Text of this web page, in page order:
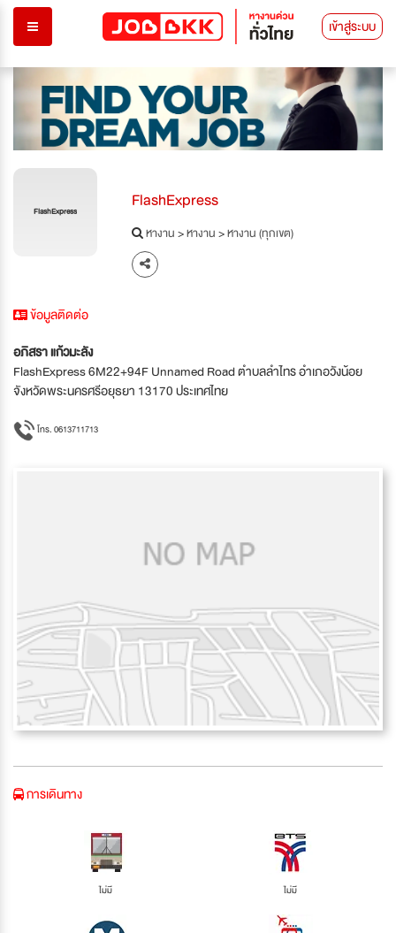
เข้าสู่ระบบ
FlashExpress FlashExpress
หางาน>หางาน>หางาน (ทุกเขต)
ข้อมูลติดต่อ
อภิสรา แก้วมะลัง
FlashExpress 6M22+94F Unnamed Road ตำบลลำไทร อำเภอวังน้อย
จังหวัดพระนครศรีอยุธยา 13170 ประเทศไทย
โทร. 0613711713
การเดินทาง
ไม่มี ไม่มี